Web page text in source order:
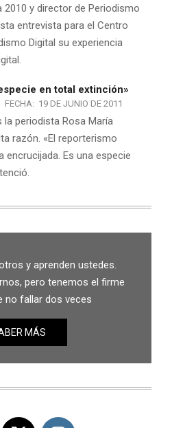
2010 y director de Periodismo
entrevista para el Centro
Digital su experiencia
en total extinción»
FECHA: 19 DE JUNIO DE 2011
periodista Rosa María
razón. «El reporterismo
encrucijada. Es una especie
y aprenden ustedes.
pero tenemos el firme
no fallar dos veces
MÁS